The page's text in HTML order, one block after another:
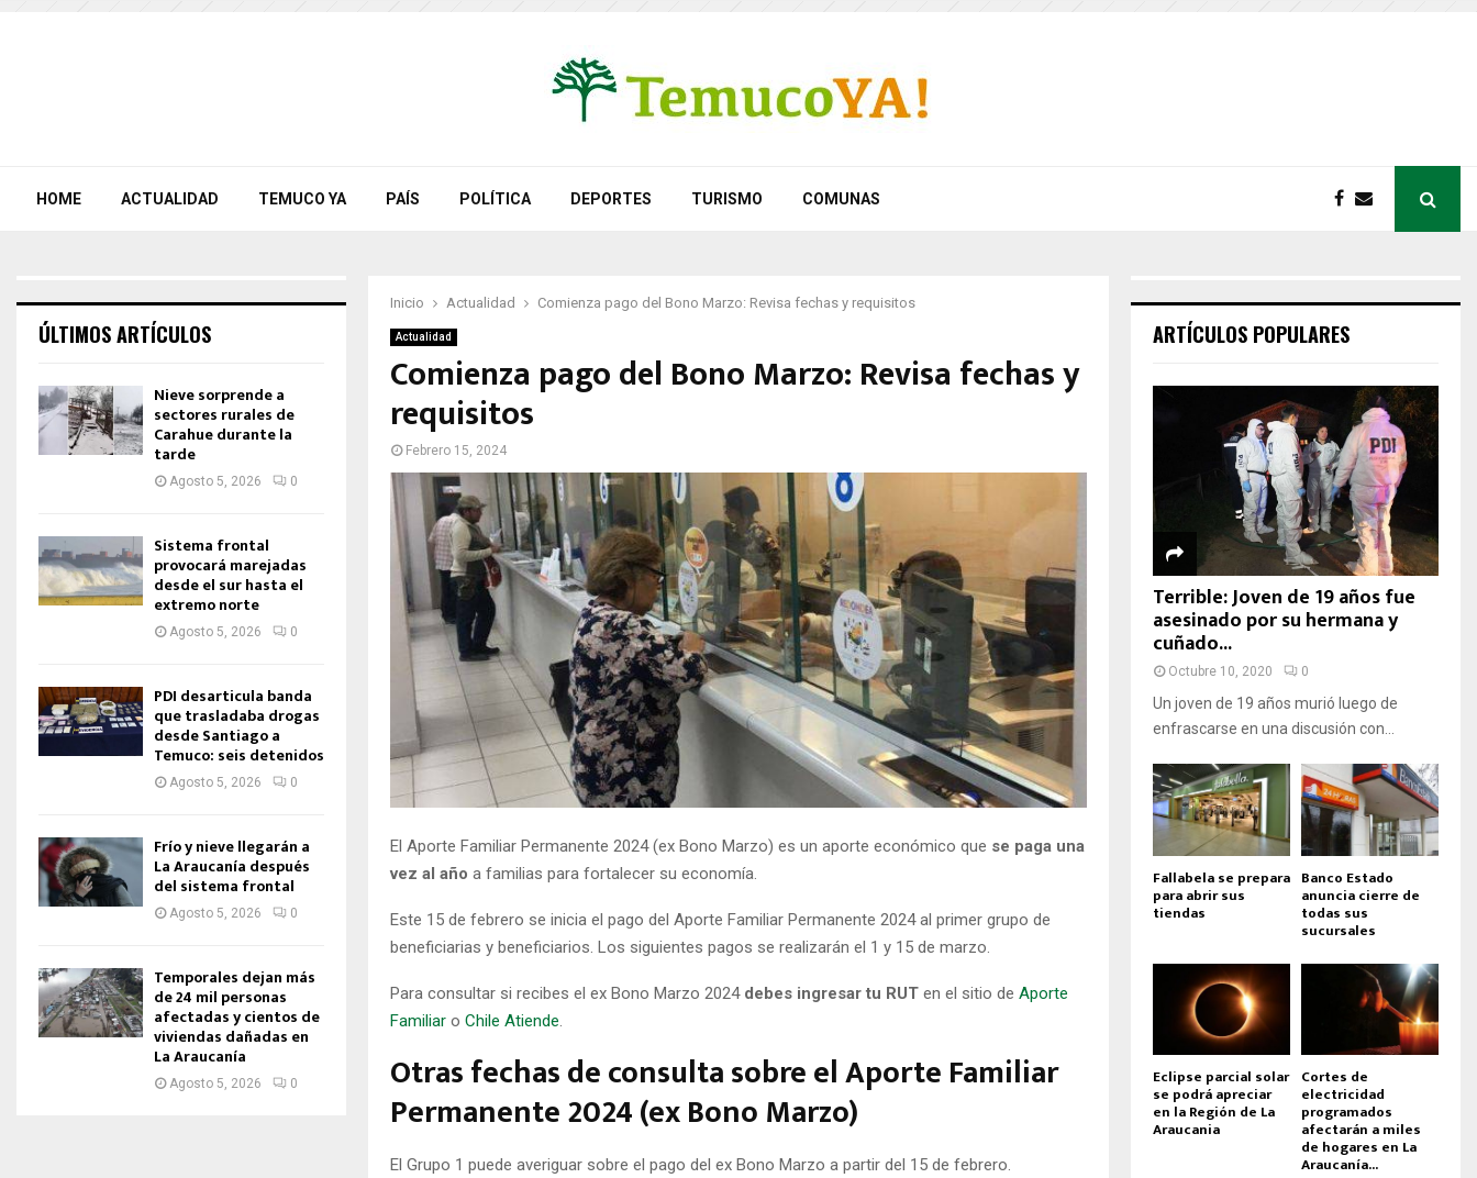
HOME ACTUALIDAD TEMUCO YA PAÍS POLÍTICA DEPORTES TURISMO COMUNAS
Inicio Actualidad Comienza pago del Bono Marzo: Revisa fechas y requisitos
Actualidad
Comienza pago del Bono Marzo: Revisa fechas y
requisitos
Febrero 15, 2024
El Aporte Familiar Permanente 2024 (ex Bono Marzo) es un aporte económico que se paga una
vez al año a familias para fortalecer su economía.
Este 15 de febrero se inicia el pago del Aporte Familiar Permanente 2024 al primer grupo de
beneficiarias y beneficiarios. Los siguientes pagos se realizarán el 1 y 15 de marzo.
Para consultar si recibes el ex Bono Marzo 2024debes ingresar tu RUT en el sitio de Aporte
Familiar o Chile Atiende
Otras fechas de consulta sobre el Aporte Familiar
Permanente 2024 (ex Bono Marzo)
El Grupo 1 puede averiguar sobre el pago del ex Bono Marzo a partir del 15 de febrero.
ÚLTIMOS ARTÍCULOS
Nieve sorprende a
sectores rurales de
Carahue durante la
tarde
Agosto 5, 2026 0
Sistema frontal
provocará marejadas
desde el sur hasta el
extremo norte
Agosto 5, 2026 0
PDI desarticula banda
que trasladaba drogas
desde Santiago a
Temuco: seis detenidos
Agosto 5, 2026 0
Frío y nieve llegarán a
La Araucanía después
del sistema frontal
Agosto 5, 2026 0
Temporales dejan más
de 24 mil personas
afectadas y cientos de
viviendas dañadas en
La Araucanía
Agosto 5, 2026 0
ARTÍCULOS POPULARES
Terrible: Joven de 19 años fue
asesinado por su hermana y
cuñado...
Octubre 10, 2020 0
Un joven de 19 años murió luego de
enfrascarse en una discusión con...
Fallabela se prepara
para abrir sus
tiendas
Banco Estado
anuncia cierre de
todas sus
sucursales
Eclipse parcial solar
se podrá apreciar
en la Región de La
Araucania
Cortes de
electricidad
programados
afectarán a miles
de hogares en La
Araucanía...